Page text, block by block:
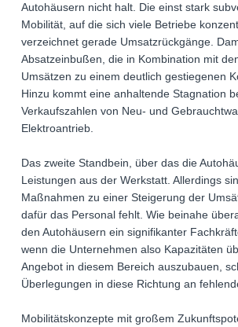
Autohäusern nicht halt. Die einst stark
Mobilität, auf die sich viele Betriebe
verzeichnet gerade Umsatzrückgänge.
Absatzeinbußen, die in Kombination mit
Umsätzen zu einem deutlich gestiegenen
Hinzu kommt eine anhaltende Stagnation
Verkaufszahlen von Neu- und
Elektroantrieb.
Das zweite Standbein, über das die
Leistungen aus der Werkstatt. Allerdings
Maßnahmen zu einer Steigerung der
dafür das Personal fehlt. Wie beinahe
den Autohäusern ein signifikanter
wenn die Unternehmen also Kapazitäten
Angebot in diesem Bereich auszubauen,
Überlegungen in diese Richtung an
Mobilitätskonzepte mit großem